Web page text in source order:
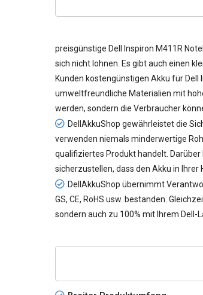
preisgünstige Dell Inspiron M411R
sich nicht lohnen. Es gibt auch einen
Kunden kostengünstigen Akku für Dell
umweltfreundliche Materialien mit
werden, sondern die Verbraucher
DellAkkuShop gewährleistet die
verwenden niemals minderwertige
qualifiziertes Produkt handelt.
sicherzustellen, dass den Akku in Ihrer
DellAkkuShop übernimmt
GS, CE, RoHS usw. bestanden.
sondern auch zu 100% mit Ihrem Dell-